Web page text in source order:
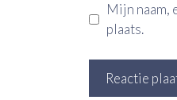
Mijn naam,
plaats.